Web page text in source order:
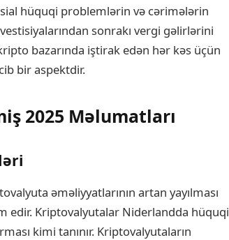
hüquqi problemlərin və cərimələrin
sonrakı vergi gəlirlərini
bazarında iştirak edən hər kəs üçün
bir aspektdir.
2025 Məlumatları
əməliyyatlarının artan yayılması
edir. Kriptovalyutalar Niderlandda hüquqi
kimi tanınır. Kriptovalyutaların